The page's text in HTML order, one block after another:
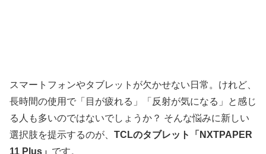
スマートフォンやタブレットが欠かせない日常。けれど、
長時間の使用で「目が疲れる」「反射が気になる」と感じ
る人も多いのではないでしょうか？ そんな悩みに新しい
選択肢を提示するのが、 TCLのタブレット「NXTPAPER
11 Plus」 です。